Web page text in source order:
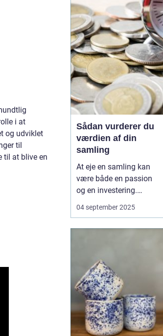
i at
og udviklet
til
til at blive en
komme i gang – kun et
par gode sko og lysten til
at u...
Sådan vurderer du
værdien af din
samling
At eje en samling kan
være både en passion
og en investering.
Uanset om det drejer sig
om mønter, frimærker,
stille spørgsmålet: Hvad
04 september 2025